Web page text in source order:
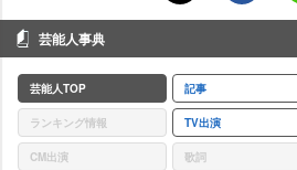
芸能人事典
芸能人TOP 記事
ランキング情報 TV出演
CM出演 歌詞